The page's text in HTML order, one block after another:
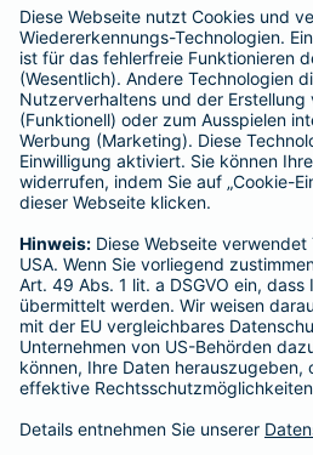
BELIEBTE
Kranken-
Adresse
Schaden